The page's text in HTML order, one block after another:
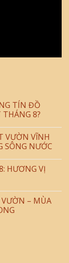
TÍN ĐỒ
THÁNG 8?
VƯỜN VĨNH
SÔNG NƯỚC
HƯƠNG VỊ
– MÙA